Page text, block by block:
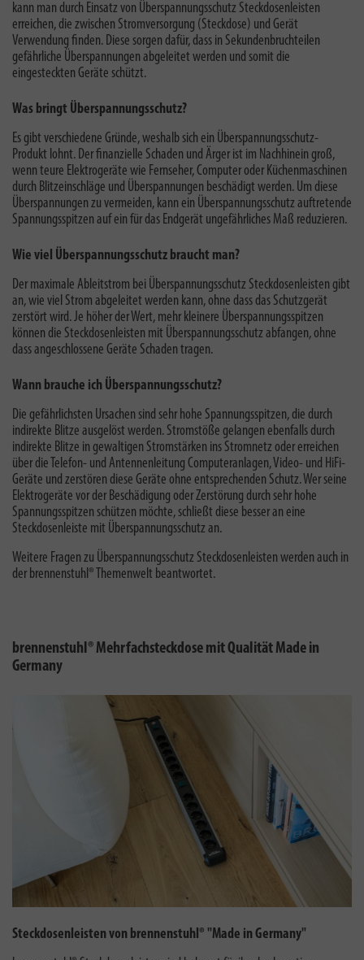
kann man durch Einsatz von Überspannungsschutz Steckdosenleisten
erreichen, die zwischen Stromversorgung (Steckdose) und Gerät
Verwendung finden. Diese sorgen dafür, dass in Sekundenbruchteilen
gefährliche Überspannungen abgeleitet werden und somit die
eingesteckten Geräte schützt.
Was bringt Überspannungsschutz?
Es gibt verschiedene Gründe,weshalb sich ein Überspannungsschutz-
Produkt lohnt. Der finanzielle Schaden und Ärger ist im Nachhinein groß,
wenn teure Elektrogeräte wie Fernseher, Computer oder Küchenmaschinen
durch Blitzeinschläge und Überspannungen beschädigt werden. Um diese
Überspannungen zu vermeiden, kann ein Überspannungsschutz auftretende
Spannungsspitzen auf ein für das Endgerät ungefährliches Maß reduzieren.
Wie viel Überspannungsschutz braucht man?
Der maximale Ableitstrom bei Überspannungsschutz Steckdosenleisten gibt
an, wie viel Strom abgeleitet werden kann, ohne dass das Schutzgerät
zerstört wird. Je höher der Wert, mehr kleinere Überspannungsspitzen
können die Steckdosenleisten mit Überspannungsschutz abfangen, ohne
dass angeschlossene Geräte Schaden tragen.
Wann brauche ich Überspannungsschutz?
Die gefährlichsten Ursachen sind sehr hohe Spannungsspitzen, die durch
indirekte Blitze ausgelöst werden. Stromstöße gelangen ebenfalls durch
indirekte Blitze in gewaltigen Stromstärken ins Stromnetz oder erreichen
über die Telefon- und Antennenleitung Computeranlagen, Video- und HiFi-
Geräte und zerstören diese Geräte ohne entsprechenden Schutz. Wer seine
Elektrogeräte vor der Beschädigung oder Zerstörung durch sehr hohe
Spannungsspitzen schützen möchte, schließt diese besser an eine
Steckdosenleiste mit Überspannungsschutz an.
Weitere Fragen zu Überspannungsschutz Steckdosenleisten werden auch in
der brennenstuhl® Themenwelt beantwortet.
brennenstuhl® Mehrfachsteckdose mit Qualität Made in
Germany
Steckdosenleisten von brennenstuhl® "Made in Germany"